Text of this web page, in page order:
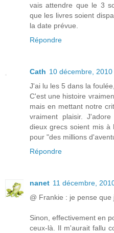
vais attendre que le 3
que les livres soient
la date prévue.
Répondre
Cath 10 décembre, 2010
J'ai lu les 5 dans la
C'est une histoire
mais en mettant notre
vraiment plaisir.
dieux grecs soient mis à
pour "des millions
Répondre
nanet 11 décembre,
@ Frankie : je pense que
Sinon, effectivement en
ceux-là. Il m'aurait fallu